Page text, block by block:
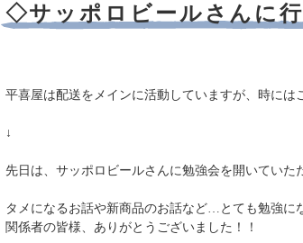
◇サッポロビールさんに行
平喜屋は配送をメインに活動していますが、時には
↓
先日は、サッポロビールさんに勉強会を開いていた
タメになるお話や新商品のお話など…とても勉強に
関係者の皆様、ありがとうございました！！